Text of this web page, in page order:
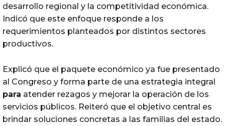
desarrollo regional y la competitividad económica.
Indicó que este enfoque responde a los
requerimientos planteados por distintos sectores
productivos.
Explicó que el paquete económico ya fue presentado
al Congreso y forma parte de una estrategia integral
para atender rezagos y mejorar la operación de los
servicios públicos. Reiteró que el objetivo central es
brindar soluciones concretas a las familias del estado.